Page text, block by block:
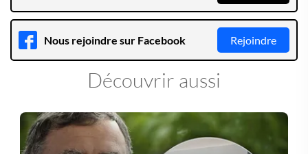
Nous rejoindre sur Facebook Rejoindre
Découvrir aussi